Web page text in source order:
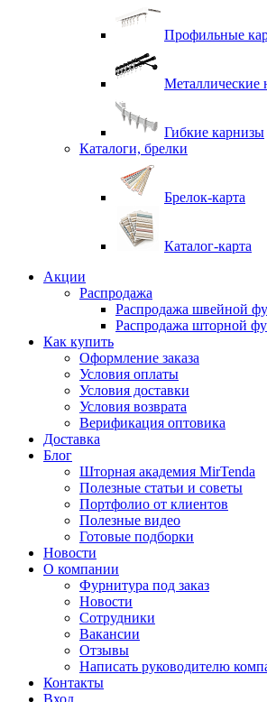
Профильные
Металлические
Гибкие карнизы
Каталоги, брелки
Брелок-карта
Каталог-карта
Акции
Распродажа
Распродажа швейной
Распродажа шторной
Как купить
Оформление заказа
Условия оплаты
Условия доставки
Условия возврата
Верификация оптовика
Доставка
Блог
Шторная академия MirTenda
Полезные статьи и советы
Портфолио от клиентов
Полезные видео
Готовые подборки
Новости
О компании
Фурнитура под заказ
Новости
Сотрудники
Вакансии
Отзывы
Написать руководителю
Контакты
Вход